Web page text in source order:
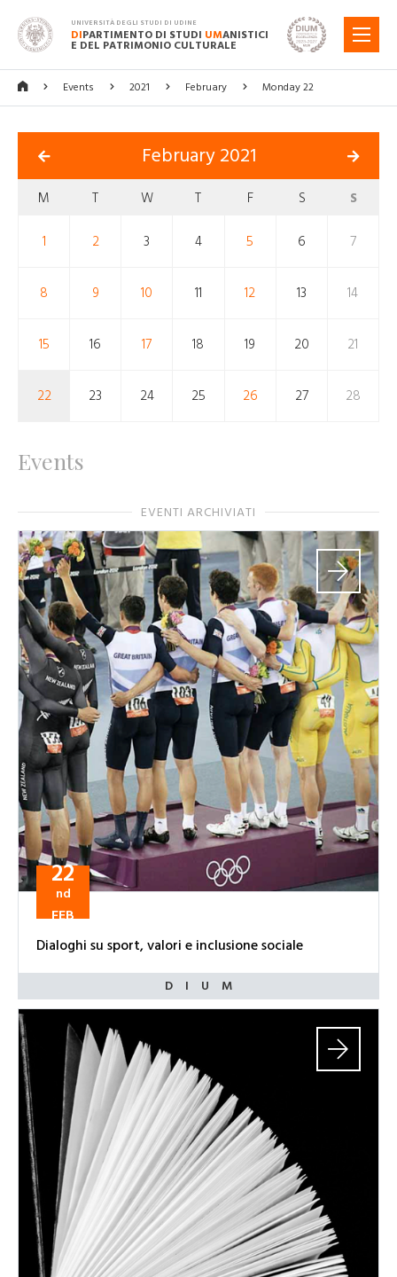
UNIVERSITÀ DEGLI STUDI DI UDINE
DIPARTIMENTO DI STUDI UMANISTICI
E DEL PATRIMONIO CULTURALE
MENU
Events 2021 February Monday 22
February 2021
M T W T F S S
1 2 3 4 5 6 7
8 9 10 11 12 13 14
15 16 17 18 19 20 21
22 23 24 25 26 27 28
Events
EVENTI ARCHIVIATI
22
nd
FEB
Dialoghi su sport, valori e inclusione sociale